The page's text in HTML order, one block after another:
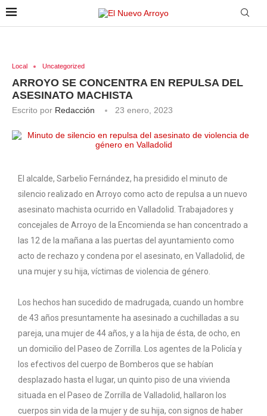
Local Uncategorized
ARROYO SE CONCENTRA EN REPULSA DEL
ASESINATO MACHISTA
Escrito por Redacción 23 enero, 2023
El alcalde, Sarbelio Fernández, ha presidido el minuto de
silencio realizado en Arroyo como acto de repulsa a un nuevo
asesinato machista ocurrido en Valladolid. Trabajadores y
concejales de Arroyo de la Encomienda se han concentrado a
las 12 de la mañana a las puertas del ayuntamiento como
acto de rechazo y condena por el asesinato, en Valladolid, de
una mujer y su hija, víctimas de violencia de género.
Los hechos han sucedido de madrugada, cuando un hombre
de 43 años presuntamente ha asesinado a cuchilladas a su
pareja, una mujer de 44 años, y a la hija de ésta, de ocho, en
un domicilio del Paseo de Zorrilla. Los agentes de la Policía y
los efectivos del cuerpo de Bomberos que se habían
desplazado hasta el lugar, un quinto piso de una vivienda
situada en el Paseo de Zorrilla de Valladolid, hallaron los
cuerpos sin vida de la mujer y de su hija, con signos de haber